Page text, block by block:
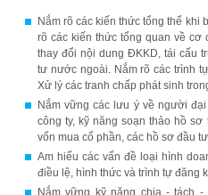
Nắm rõ các kiến thức tổng thể khi
rõ các kiến thức tổng quan về cơ
thay đổi nội dung ĐKKD, tái cấu
tư nước ngoài. Nắm rõ các trình
Xử lý các tranh chấp phát sinh
Nắm vững các lưu ý về người
công ty, kỹ năng soạn thảo hồ
vốn mua cổ phần, các hồ sơ đầu tư
Am hiểu các vấn đề loại hình
điều lệ, hình thức và trình tự đăng
Nắm vững kỹ năng chia - tách